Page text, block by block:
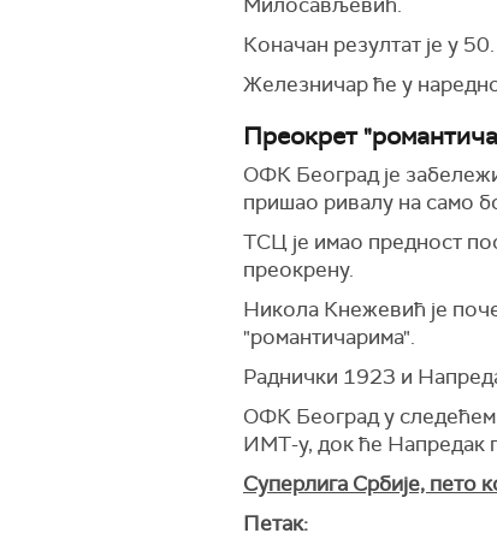
Коначан резултат је у
Железничар ће у
Преокрет
ОФК Београд је
пришао ривалу на само
ТСЦ је имао предност
преокрену.
Никола Кнежевић је
"романтичарима".
Раднички 1923 и
ОФК Београд у следећем
ИМТ-у, док ће Напредак
Суперлига Србије, пето
Петак: